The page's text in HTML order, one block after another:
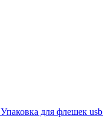
Упаковка для флешек usb